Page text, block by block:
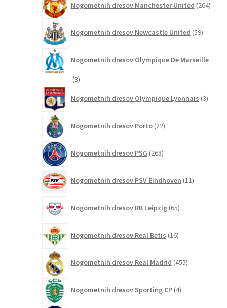
Nogometnih dresov Manchester United 264
Nogometnih dresov Newcastle United 59izdelkov
Nogometnih dresov Olympique De Marseille
33
Nogometnih dresov Olympique Lyonnais 3izdelki
Nogometnih dresov Porto 22izdelkov
Nogometnih dresov PSG 268izdelkov
Nogometnih dresov PSV Eindhoven 11izdelkov
Nogometnih dresov RB Leipzig 65izdelkov
Nogometnih dresov Real Betis 16izdelkov
Nogometnih dresov Real Madrid 455izdelkov
Nogometnih dresov Sporting CP 4izdelki